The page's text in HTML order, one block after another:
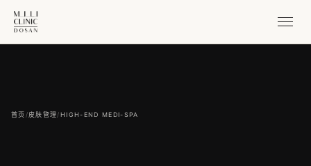
首页 /皮肤管理/HIGH-END MEDI-SPA